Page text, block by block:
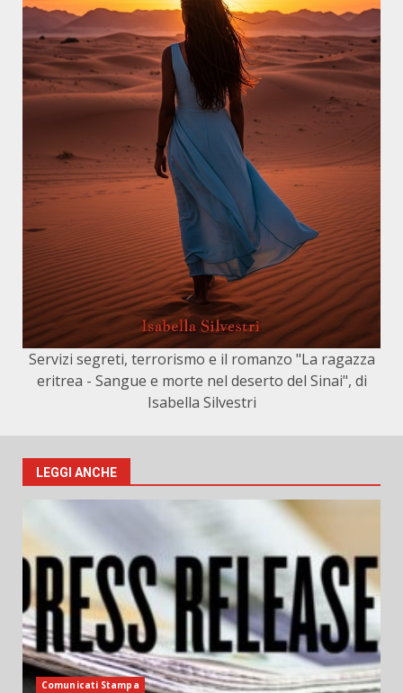
Servizi segreti, terrorismo e il romanzo "La ragazza
eritrea - Sangue e morte nel deserto del Sinai", di
Isabella Silvestri
LEGGI ANCHE
Comunicati Stampa